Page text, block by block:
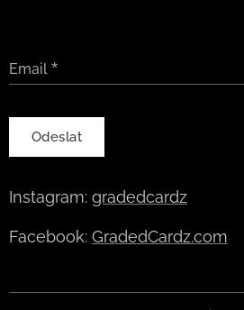
Email
Odeslat
Instagram: gradedcardz
Facebook: GradedCardz.com